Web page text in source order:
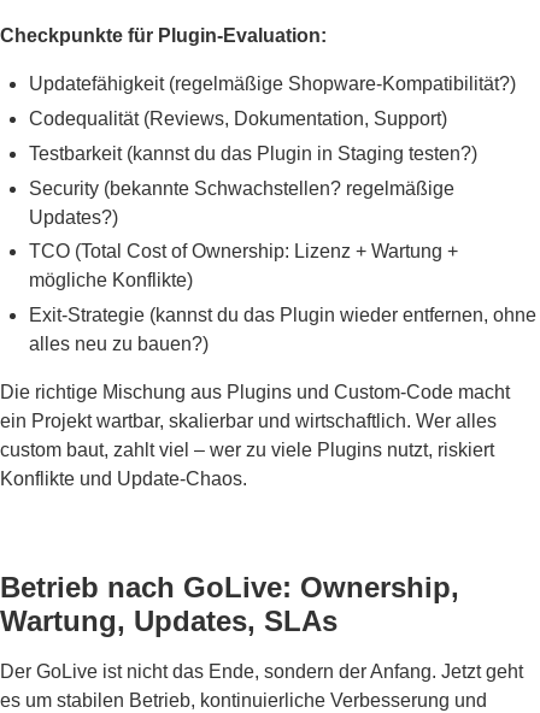
Checkpunkte für Plugin-Evaluation:
Updatefähigkeit (regelmäßige Shopware-Kompatibilität?)
Codequalität (Reviews, Dokumentation, Support)
Testbarkeit (kannst du das Plugin in Staging testen?)
Security (bekannte Schwachstellen? regelmäßige
Updates?)
TCO (Total Cost of Ownership: Lizenz + Wartung +
mögliche Konflikte)
Exit-Strategie (kannst du das Plugin wieder entfernen, ohne
alles neu zu bauen?)
Die richtige Mischung aus Plugins und Custom-Code macht
ein Projekt wartbar, skalierbar und wirtschaftlich. Wer alles
custom baut, zahlt viel – wer zu viele Plugins nutzt, riskiert
Konflikte und Update-Chaos.
Betrieb nach GoLive: Ownership,
Wartung, Updates, SLAs
Der GoLive ist nicht das Ende, sondern der Anfang. Jetzt geht
es um stabilen Betrieb, kontinuierliche Verbesserung und